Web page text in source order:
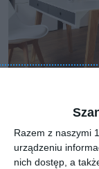
Razem z naszymi
urządzeniu
nich dostęp, a